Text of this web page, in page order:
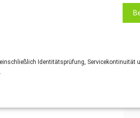
Identitätsprüfung, Servicekontinuität